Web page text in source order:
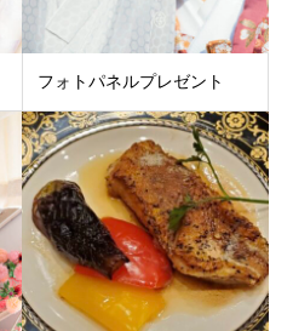
フォトパネルプレゼント